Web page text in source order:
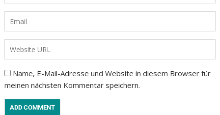
Name, E-Mail-Adresse und Website in diesem Browser für
meinen nächsten Kommentar speichern.